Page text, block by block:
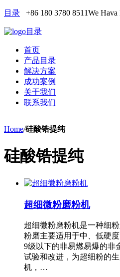
目录 +86 180 3780 8511We Hava
目录
首页
产品目录
解决方案
成功案例
关于我们
联系我们
Home/硅酸锆提纯
硅酸锆提纯
超细微粉磨粉机
超细微粉磨粉机是一种细
粉磨主要适用于中、低硬
9级以下的非易燃易爆的非
试验和改进，为超细粉的
机，…